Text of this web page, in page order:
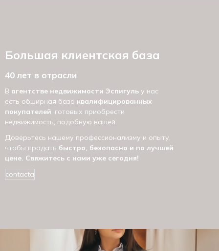
Большая клиентская база
40 лет в отрасли
В агентстве недвижимости Эспигуль у нас
есть обширная база квалифицированных
покупателей, готовых приобрести
недвижимость, подобную вашей.
Доверьтесь нашему профессионализму и опыту,
чтобы продать быстро, безопасно и по лучшей
цене. Свяжитесь с нами уже сегодня!
contacta